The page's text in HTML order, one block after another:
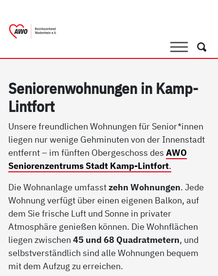
SucheSuche
Se­nio­ren­woh­nun­gen in Kamp-
Lint­fort
Unsere freundlichen Wohnungen für Senior*innen
liegen nur wenige Gehminuten von der Innenstadt
entfernt – im fünften Obergeschoss desAWO
Seniorenzentrums Stadt Kamp-Lintfort.
Die Wohnanlage umfasstzehn Wohnungen. Jede
Wohnung verfügt über einen eigenen Balkon, auf
dem Sie frische Luft und Sonne in privater
Atmosphäre genießen können. Die Wohnflächen
liegen zwischen45 und 68 Quadratmetern, und
selbstverständlich sind alle Wohnungen bequem
mit dem Aufzug zu erreichen.